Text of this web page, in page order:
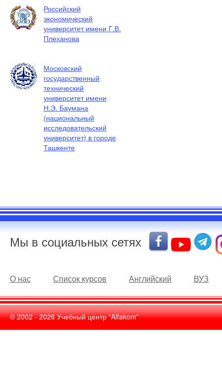
Российский
экономический
университет имени Г.В.
Плеханова
Московский
государственный
технический
университет имени
Н.Э. Баумана
(национальный
исследовательский
университет) в городе
Ташкенте
Мы в социальных сетях
О нас Список курсов Английский ВУЗ
© 2002 -2026Учебный центр “Alfakom”